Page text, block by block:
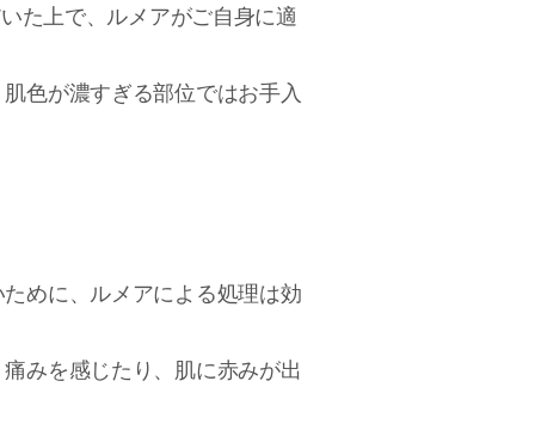
た上で、ルメアがご自身に適
色が濃すぎる部位ではお手入
めに、ルメアによる処理は効
みを感じたり、肌に赤みが出